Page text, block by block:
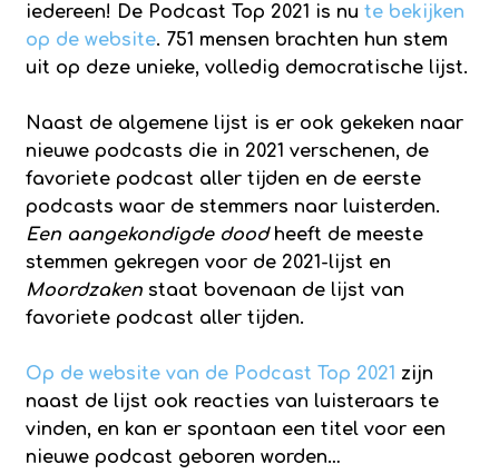
iedereen! De Podcast Top 2021 is nute bekijken
op de website. 751 mensen brachten hun stem
uit op deze unieke, volledig democratische lijst.
Naast de algemene lijst is er ook gekeken naar
nieuwe podcasts die in 2021 verschenen, de
favoriete podcast aller tijden en de eerste
podcasts waar de stemmers naar luisterden.
Een aangekondigde doodheeft de meeste
stemmen gekregen voor de 2021-lijst en
Moordzaken staat bovenaan de lijst van
favoriete podcast aller tijden.
Op de website van de Podcast Top 2021 zijn
naast de lijst ook reacties van luisteraars te
vinden, en kan er spontaan een titel voor een
nieuwe podcast geboren worden…